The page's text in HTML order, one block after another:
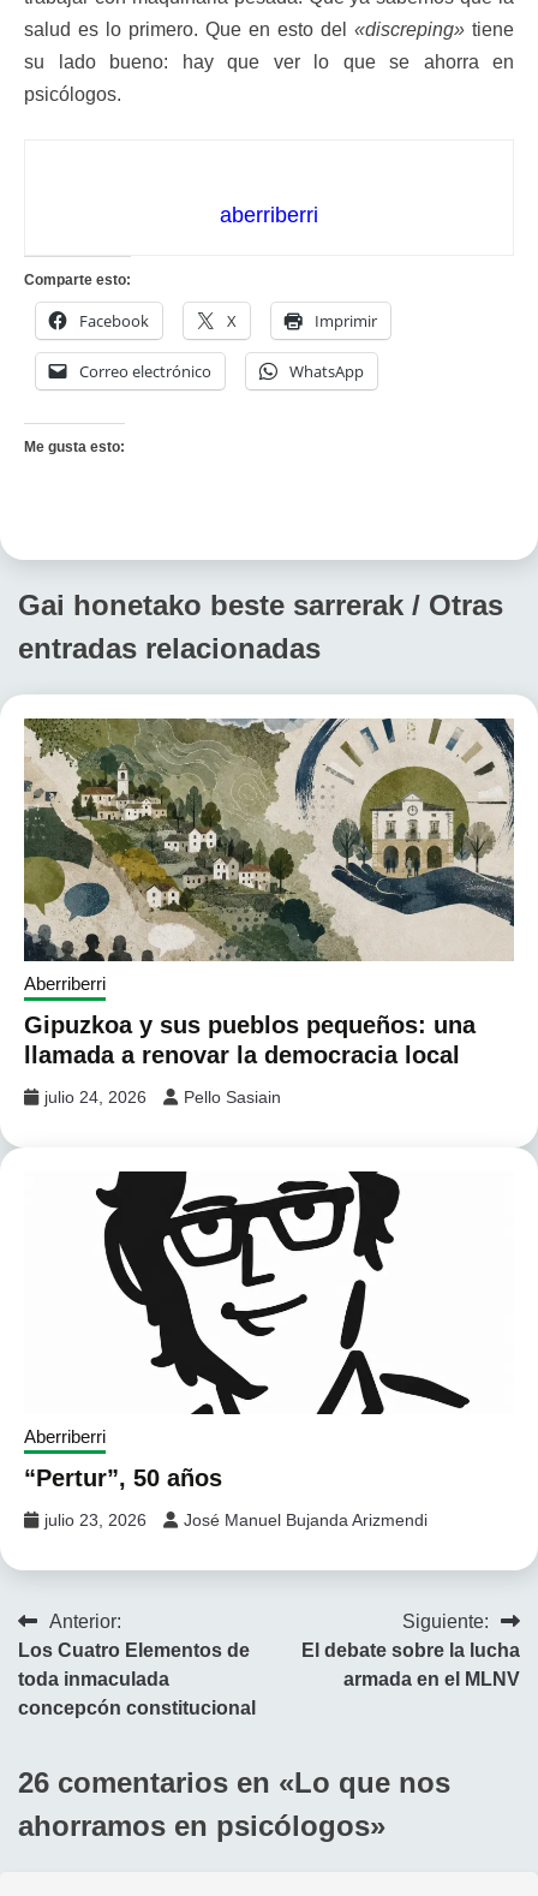
salud es lo primero. Que en esto del «discreping» tiene
su lado bueno: hay que ver lo que se ahorra en
psicólogos.
aberriberri
Comparte esto:
Facebook X Imprimir
Correo electrónico WhatsApp
Me gusta esto:
Gai honetako beste sarrerak / Otras
entradas relacionadas
Aberriberri
Gipuzkoa y sus pueblos pequeños: una
llamada a renovar la democracia local
julio 24, 2026 Pello Sasiain
Aberriberri
“Pertur”, 50 años
julio 23, 2026 José Manuel Bujanda Arizmendi
Navegación
de
entradas
Anterior:
Los Cuatro Elementos de
toda inmaculada
concepcón constitucional
Siguiente:
El debate sobre la lucha
armada en el MLNV
26 comentarios en «Lo que nos
ahorramos en psicólogos»